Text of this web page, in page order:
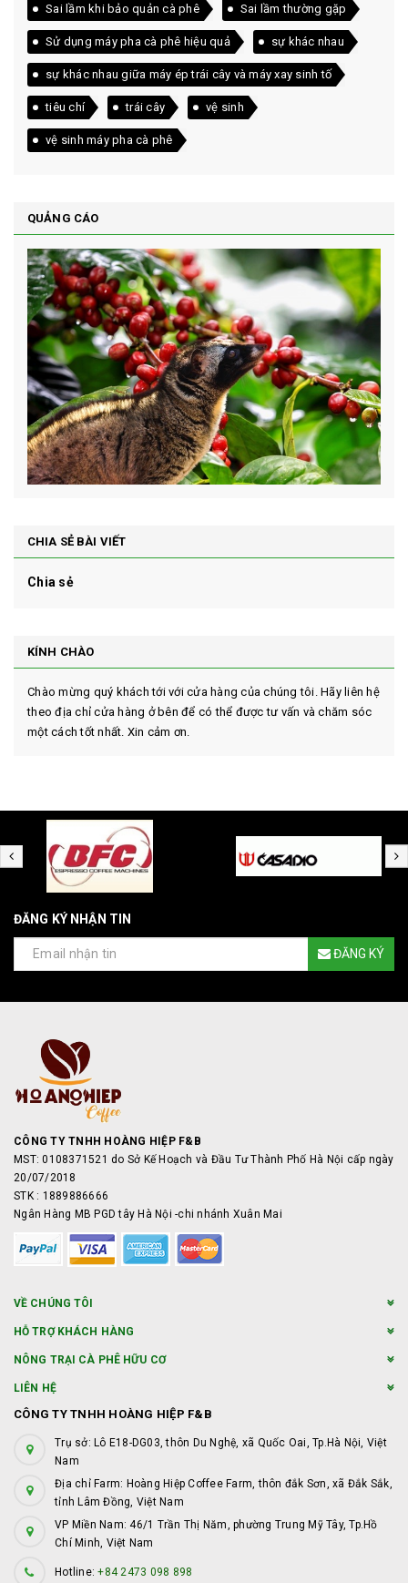
Sai lầm khi bảo quản cà phê Sai lầm thường gặp
Sử dụng máy pha cà phê hiệu quả sự khác nhau
sự khác nhau giữa máy ép trái cây và máy xay sinh tố
tiêu chí trái cây vệ sinh
vệ sinh máy pha cà phê
QUẢNG CÁO
CHIA SẺ BÀI VIẾT
Chia sẻ
KÍNH CHÀO
Chào mừng quý khách tới với cửa hàng của chúng tôi. Hãy liên hệ
theo địa chỉ cửa hàng ở bên để có thể được tư vấn và chăm sóc
một cách tốt nhất. Xin cảm ơn.
ĐĂNG KÝ NHẬN TIN
ĐĂNG KÝ
CÔNG TY TNHH HOÀNG HIỆP F&B
MST: 0108371521 do Sở Kế Hoạch và Đầu Tư Thành Phố Hà Nội cấp ngày
20/07/2018
STK : 1889886666
Ngân Hàng MB PGD tây Hà Nội -chi nhánh Xuân Mai
VỀ CHÚNG TÔI
HỖ TRỢ KHÁCH HÀNG
NÔNG TRẠI CÀ PHÊ HỮU CƠ
LIÊN HỆ
CÔNG TY TNHH HOÀNG HIỆP F&B
Trụ sở: Lô E18-DG03, thôn Du Nghệ, xã Quốc Oai, Tp.Hà Nội, Việt
Nam
Địa chỉ Farm: Hoàng Hiệp Coffee Farm, thôn đắk Sơn, xã Đắk Sắk,
tỉnh Lâm Đồng, Việt Nam
VP Miền Nam: 46/1 Trần Thị Năm, phường Trung Mỹ Tây, Tp.Hồ
Chí Minh, Việt Nam
Hotline:+84 2473 098 898